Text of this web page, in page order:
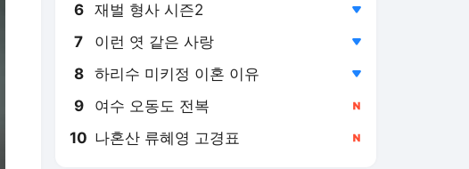
6 재벌 형사 시즌2
7 이런 엿 같은 사랑
8 하리수 미키정 이혼 이유
9 여수 오동도 전복
10 나혼산 류혜영 고경표